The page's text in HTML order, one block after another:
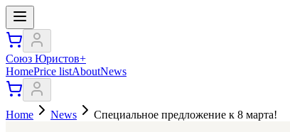
Союз Юристов+
HomePrice listAboutNews
Home News Специальное предложение к 8 марта!